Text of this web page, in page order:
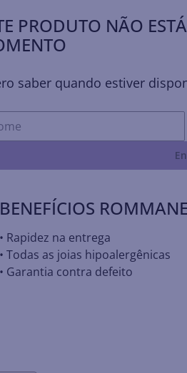
PRODUTO NÃO
saber quando estiver
BENEFÍCIOS
• Rapidez na entrega
• Todas as joias hipoalergênicas
• Garantia contra defeito